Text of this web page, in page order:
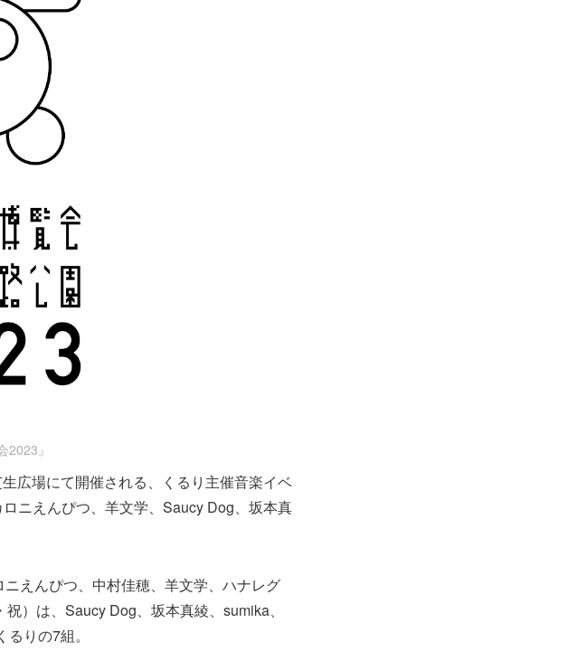
2023』
広場にて開催される、くるり主催音楽イベ
ニえんぴつ、羊文学、Saucy Dog、坂本真
えんぴつ、中村佳穂、羊文学、ハナレグ
）は、Saucy Dog、坂本真綾、sumika、
りの7組。